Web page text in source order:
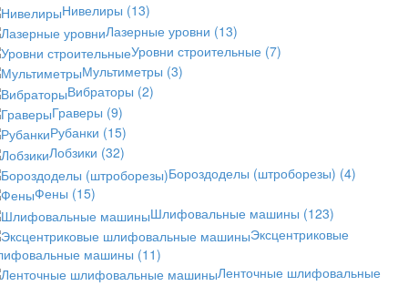
Нивелиры (13)
Лазерные уровни (13)
Уровни строительные (7)
Мультиметры (3)
Вибраторы (2)
Граверы (9)
Рубанки (15)
Лобзики (32)
Бороздоделы (штроборезы) (4)
Фены (15)
Шлифовальные машины (123)
Эксцентриковые
машины (11)
Ленточные шлифовальные